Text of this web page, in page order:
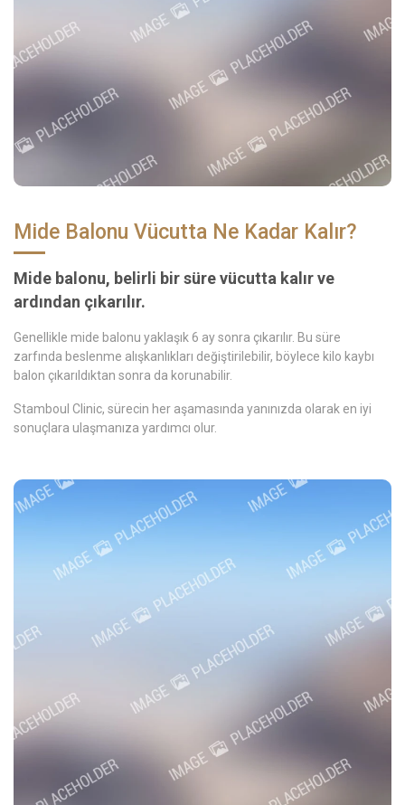
Mide Balonu Vücutta Ne Kadar Kalır?
Mide balonu, belirli bir süre vücutta kalır ve
ardından çıkarılır.
Genellikle mide balonu yaklaşık 6 ay sonra çıkarılır. Bu süre
zarfında beslenme alışkanlıkları değiştirilebilir, böylece kilo kaybı
balon çıkarıldıktan sonra da korunabilir.
Stamboul Clinic, sürecin her aşamasında yanınızda olarak en iyi
sonuçlara ulaşmanıza yardımcı olur.